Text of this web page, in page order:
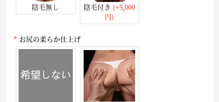
陰毛無し 陰毛付き (+5,000
円)
お尻の柔らか仕上げ